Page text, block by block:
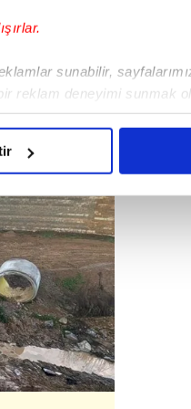
sunabilir,
reklam deneyimi sunmak
bu noktada, reklamların
ve üçüncü kişilere ait
olan çerezler bilgi toplumu
ve
açık rızanız dahilinde
Çerezlere